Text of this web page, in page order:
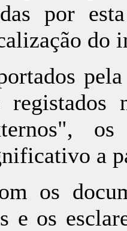
por
do
a
os
e os